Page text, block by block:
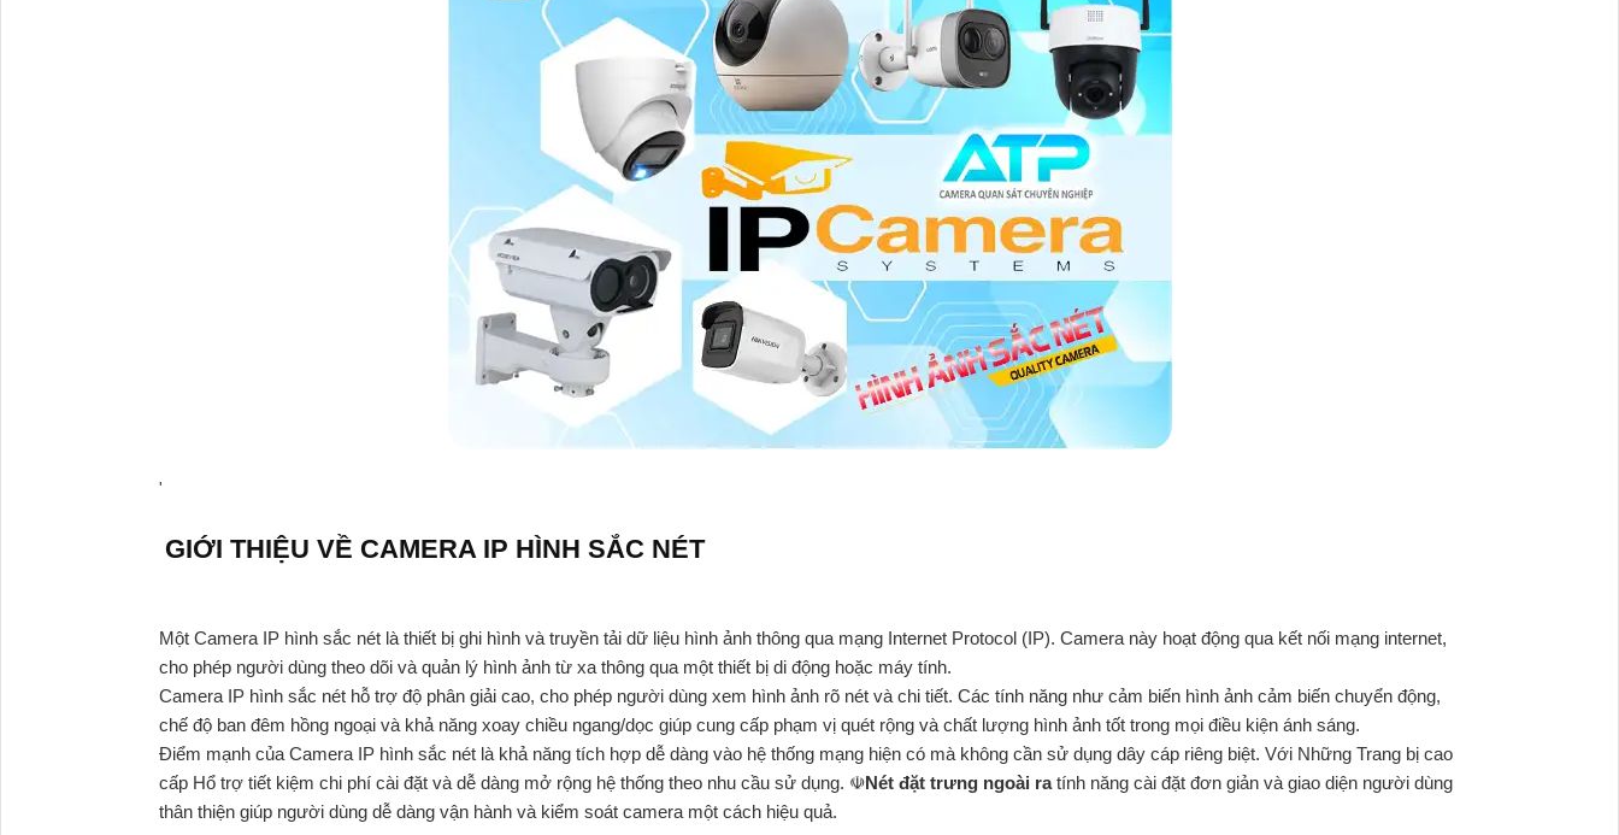
'
GIỚI THIỆU VỀ CAMERA IP HÌNH SẮC NÉT
Một Camera IP hình sắc nét là thiết bị ghi hình và truyền tải dữ liệu hình ảnh thông qua mạng Internet Protocol (IP). Camera này hoạt động qua kết nối mạng internet,
cho phép người dùng theo dõi và quản lý hình ảnh từ xa thông qua một thiết bị di động hoặc máy tính.
Camera IP hình sắc nét hỗ trợ độ phân giải cao, cho phép người dùng xem hình ảnh rõ nét và chi tiết. Các tính năng như cảm biến hình ảnh cảm biến chuyển động,
chế độ ban đêm hồng ngoại và khả năng xoay chiều ngang/dọc giúp cung cấp phạm vị quét rộng và chất lượng hình ảnh tốt trong mọi điều kiện ánh sáng.
Điểm mạnh của Camera IP hình sắc nét là khả năng tích hợp dễ dàng vào hệ thống mạng hiện có mà không cần sử dụng dây cáp riêng biệt. Với Những Trang bị cao
cấp Hổ trợ tiết kiệm chi phí cài đặt và dễ dàng mở rộng hệ thống theo nhu cầu sử dụng. ☫Nét đặt trưng ngoài ratính năng cài đặt đơn giản và giao diện người dùng
thân thiện giúp người dùng dễ dàng vận hành và kiểm soát camera một cách hiệu quả.